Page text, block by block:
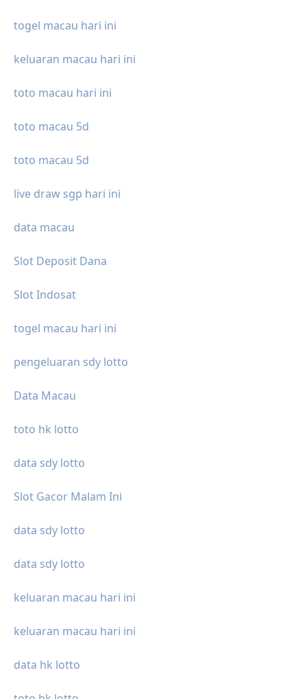
togel macau hari ini
keluaran macau hari ini
toto macau hari ini
toto macau 5d
toto macau 5d
live draw sgp hari ini
data macau
Slot Deposit Dana
Slot Indosat
togel macau hari ini
pengeluaran sdy lotto
Data Macau
toto hk lotto
data sdy lotto
Slot Gacor Malam Ini
data sdy lotto
data sdy lotto
keluaran macau hari ini
keluaran macau hari ini
data hk lotto